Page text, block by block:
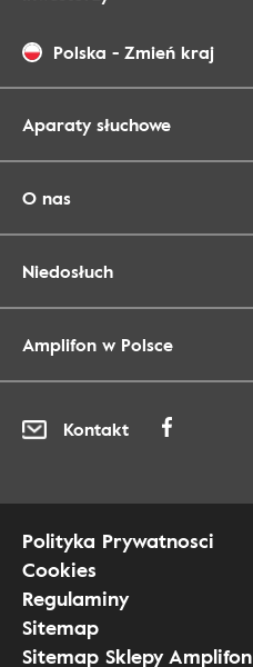
Polska - Zmień kraj
Aparaty słuchowe
O nas
Niedosłuch
Amplifon w Polsce
Kontakt
Polityka Prywatnosci
Cookies
Regulaminy
Sitemap
Sitemap Sklepy Amplifon